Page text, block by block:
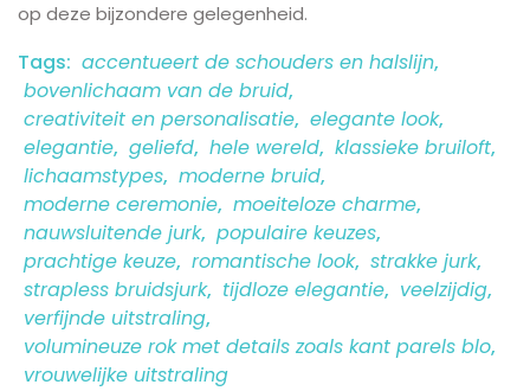
op deze bijzondere gelegenheid.
Tags: accentueert de schouders en halslijn,
bovenlichaam van de bruid,
creativiteit en personalisatie, elegante look,
elegantie, geliefd, hele wereld, klassieke bruiloft,
lichaamstypes, moderne bruid,
moderne ceremonie, moeiteloze charme,
nauwsluitende jurk, populaire keuzes,
prachtige keuze, romantische look, strakke jurk,
strapless bruidsjurk, tijdloze elegantie, veelzijdig,
verfijnde uitstraling,
volumineuze rok met details zoals kant parels blo,
vrouwelijke uitstraling